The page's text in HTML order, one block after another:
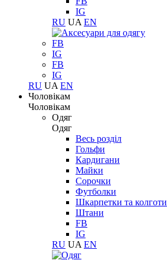
IG
RU UA EN
FB
IG
FB
IG
RU UA EN
Чоловікам
Чоловікам
Одяг
Одяг
Весь розділ
Гольфи
Кардигани
Майки
Сорочки
Футболки
Шкарпетки та колготи
Штани
FB
IG
RU UA EN